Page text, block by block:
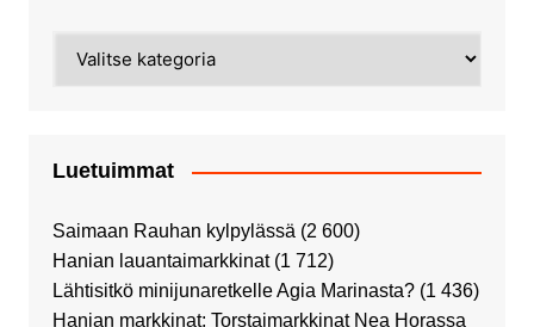
Luetuimmat
Saimaan Rauhan kylpylässä (2 600)
Hanian lauantaimarkkinat (1 712)
Lähtisitkö minijunaretkelle Agia Marinasta? (1 436)
Hanian markkinat: Torstaimarkkinat Nea Horassa